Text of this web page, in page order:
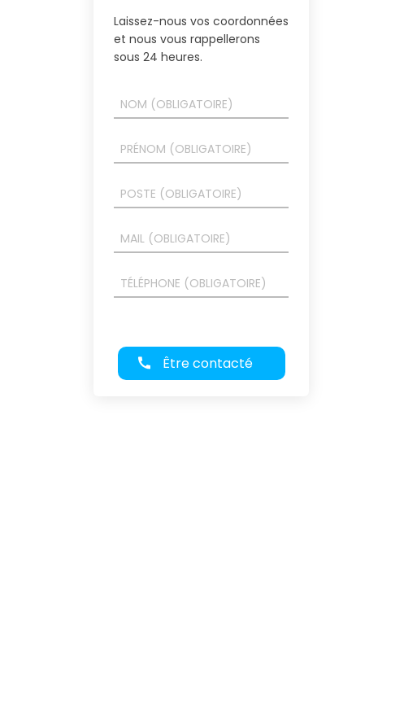
Laissez-nous vos coordonnées
et nous vous rappellerons
sous 24 heures.
Être contacté